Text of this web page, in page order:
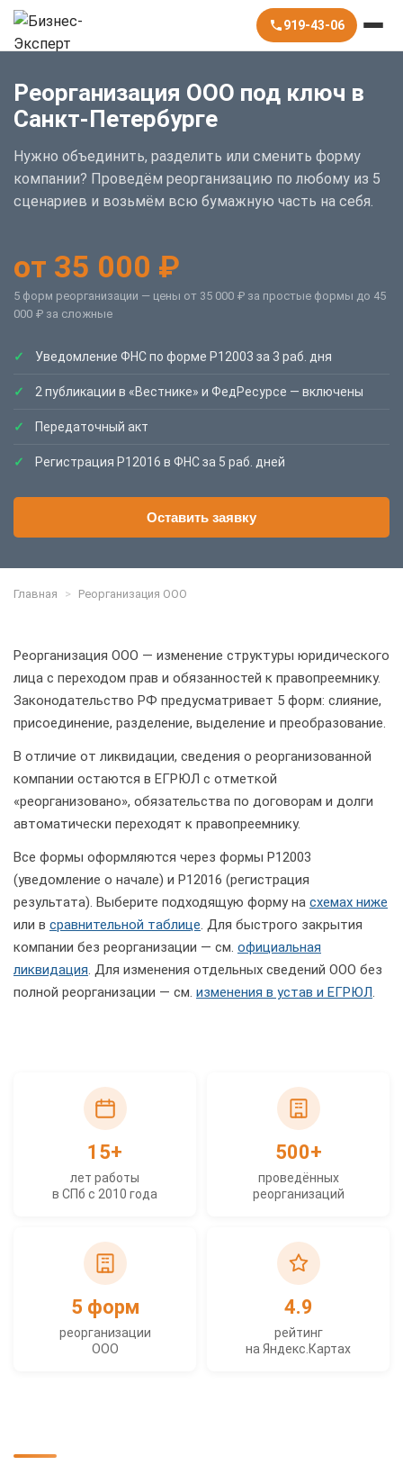
919-43-06
Реорганизация ООО под ключ в
Санкт-Петербурге
Нужно объединить, разделить или сменить форму
компании? Проведём реорганизацию по любому из 5
сценариев и возьмём всю бумажную часть на себя.
от 35 000 ₽
5 форм реорганизации — цены от 35 000 ₽ за простые формы до 45
000 ₽ за сложные
Уведомление ФНС по форме Р12003 за 3 раб. дня
2 публикации в «Вестнике» и ФедРесурсе — включены
Передаточный акт
Регистрация Р12016 в ФНС за 5 раб. дней
Оставить заявку
Главная > Реорганизация ООО
Реорганизация ООО — изменение структуры юридического
лица с переходом прав и обязанностей к правопреемнику.
Законодательство РФ предусматривает 5 форм: слияние,
присоединение, разделение, выделение и преобразование.
В отличие от ликвидации, сведения о реорганизованной
компании остаются в ЕГРЮЛ с отметкой
«реорганизовано», обязательства по договорам и долги
автоматически переходят к правопреемнику.
Все формы оформляются через формы Р12003
(уведомление о начале) и Р12016 (регистрация
результата). Выберите подходящую форму на схемах ниже
или в сравнительной таблице. Для быстрого закрытия
компании без реорганизации — см. официальная
ликвидация. Для изменения отдельных сведений ООО без
полной реорганизации — см. изменения в устав и ЕГРЮЛ.
15+
лет работы
в СПб с 2010 года
500+
проведённых
реорганизаций
5 форм
реорганизации
ООО
4.9
рейтинг
на Яндекс.Картах